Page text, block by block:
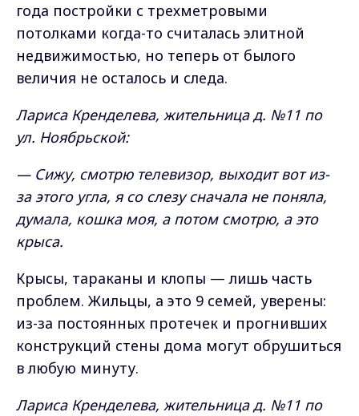
года постройки с трехметровыми
потолками когда-то считалась элитной
недвижимостью, но теперь от былого
величия не осталось и следа.
Лариса Кренделева, жительница д. №11 по
ул. Ноябрьской:
— Сижу, смотрю телевизор, выходит вот из-
за этого угла, я со слезу сначала не поняла,
думала, кошка моя, а потом смотрю, а это
крыса.
Крысы, тараканы и клопы — лишь часть
проблем. Жильцы, а это 9 семей, уверены:
из-за постоянных протечек и прогнивших
конструкций стены дома могут обрушиться
в любую минуту.
Лариса Кренделева, жительница д. №11 по